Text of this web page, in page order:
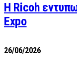
Η Ricoh
Expo
26/06/2026